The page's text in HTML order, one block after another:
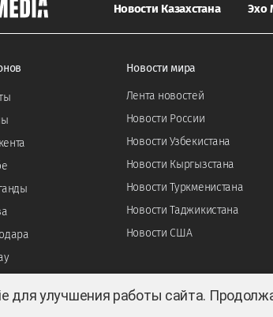
Новости Казахстана Эхо
Новости мира
Лента новостей
Новости России
Новости Узбекистана
Новости Кыргызстана
Новости Туркменистана
Новости Таджикистана
Новости США
улучшения работы сайта.